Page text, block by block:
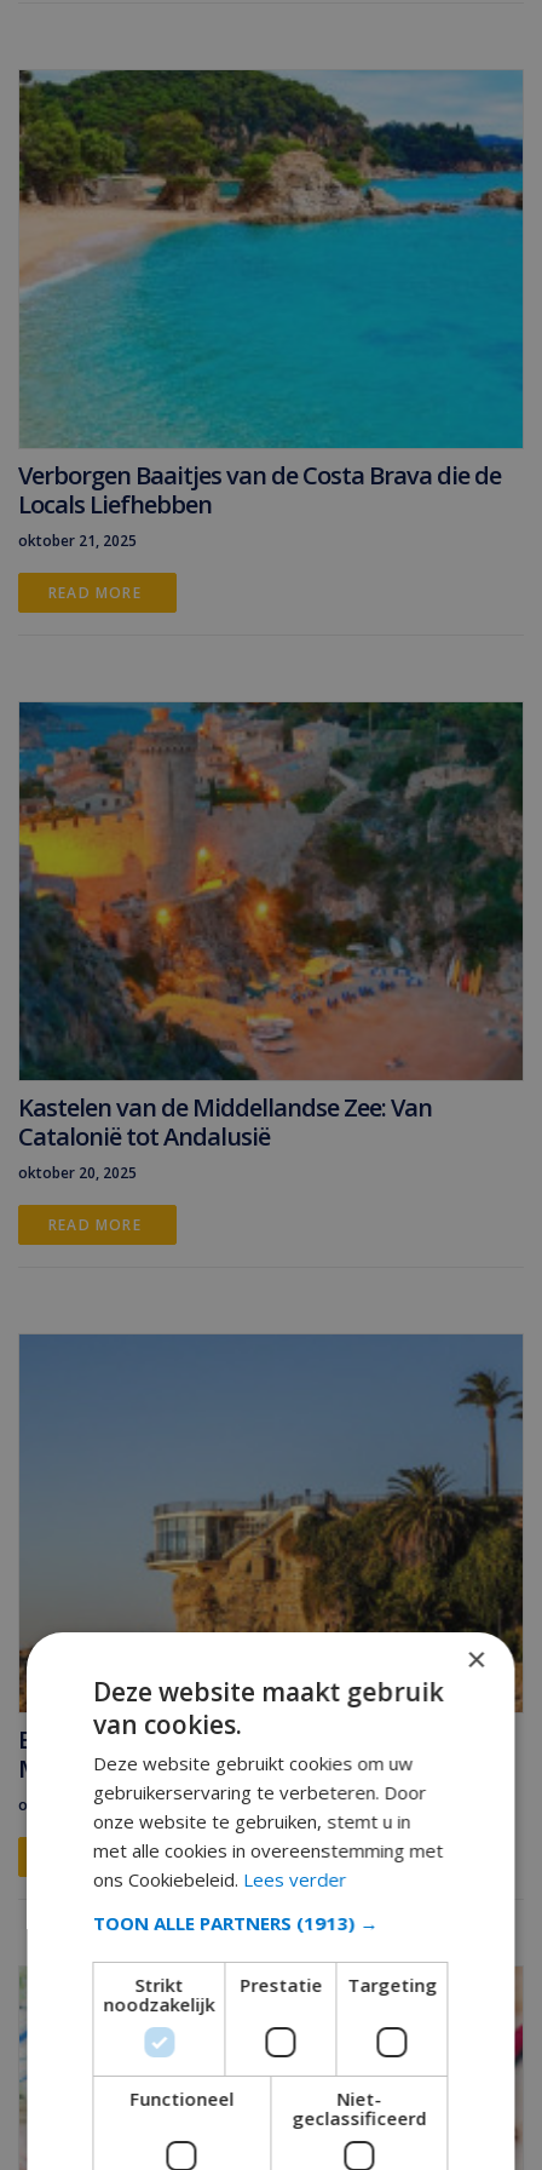
Verborgen Baaitjes van de Costa Brava die de
Locals Liefhebben
oktober 21, 2025
READ MORE
Kastelen van de Middellandse Zee: Van
Catalonië tot Andalusië
oktober 20, 2025
READ MORE
Beste Stranden van Andalusië: Van Cádiz tot
Málaga
oktober 19, 2025
READ MORE
×
Deze website maakt gebruik
van cookies.
Deze website gebruikt cookies om uw
gebruikerservaring te verbeteren. Door
onze website te gebruiken, stemt u in
met alle cookies in overeenstemming met
ons Cookiebeleid. Lees verder
TOON ALLE PARTNERS (1913) →
Strikt
noodzakelijk
Prestatie Targeting
Functioneel
Niet-
geclassificeerd